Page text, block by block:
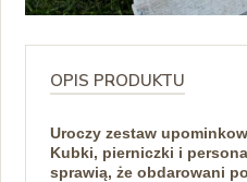
OPIS PRODUKTU
Uroczy zestaw
Kubki, pierniczki i
sprawią, że obdarowani